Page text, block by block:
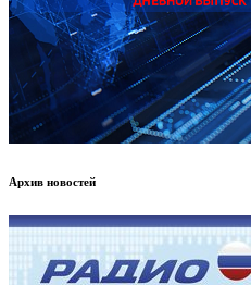
Архив новостей